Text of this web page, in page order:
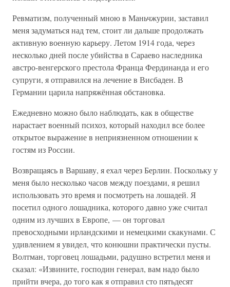
Ревматизм, полученный мною в Маньчжурии, заставил
меня задуматься над тем, стоит ли дальше продолжать
активную военную карьеру. Летом 1914 года, через
несколько дней после убийства в Сараево наследника
австро-венгерского престола Франца Фердинанда и его
супруги, я отправился на лечение в Висбаден. В
Германии царила напряжённая обстановка.
Ежедневно можно было наблюдать, как в обществе
нарастает военный психоз, который находил все более
открытое выражение в неприязненном отношении к
гостям из России.
Возвращаясь в Варшаву, я ехал через Берлин. Поскольку у
меня было несколько часов между поездами, я решил
использовать это время и посмотреть на лошадей. Я
посетил одного лошадника, которого давно уже считал
одним из лучших в Европе, — он торговал
превосходными ирландскими и немецкими скакунами. С
удивлением я увидел, что конюшни практически пусты.
Волтман, торговец лошадьми, радушно встретил меня и
сказал: «Извините, господин генерал, вам надо было
прийти вчера, до того как я отправил сто пятьдесят